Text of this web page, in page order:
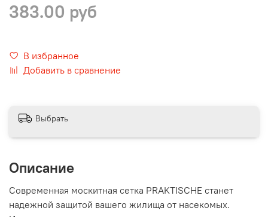
383.00 руб
В избранное
Добавить в сравнение
Выбрать
Описание
Современная москитная сетка PRAKTISCHE станет
надежной защитой вашего жилища от насекомых.